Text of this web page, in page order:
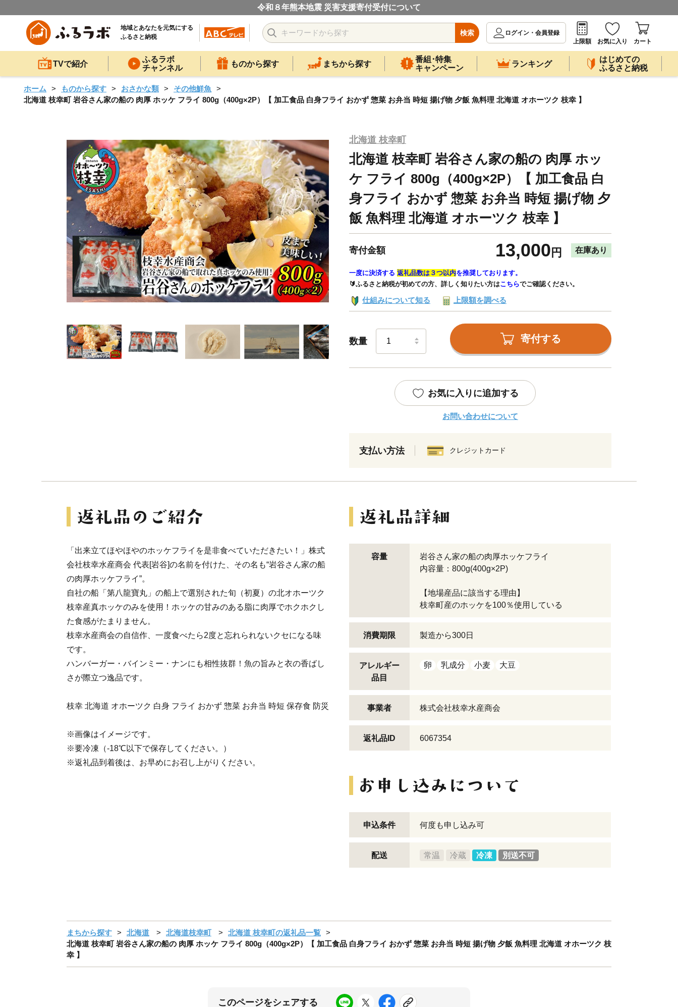
令和８年熊本地震 災害支援寄付受付について
地域とあなたを元気にする
ふるさと納税
検索
ログイン・会員登録
上限額
お気に入り カート
TVで紹介
ふるラボ
チャンネル
ものから探す まちから探す
番組･特集
キャンペーン
ランキング
はじめての
ふるさと納税
ホーム ものから探す おさかな類
その他鮮魚
北海道 枝幸町 岩谷さん家の船の 肉厚 ホッケ フライ 800g（400g×2P）【 加工食品 白身フライ おかず 惣菜 お弁当 時短 揚げ物 夕飯 魚料理 北海道 オホーツク 枝幸 】
北海道 枝幸町
北海道 枝幸町 岩谷さん家の船の 肉厚 ホッ
ケ フライ 800g（400g×2P）【 加工食品 白
身フライ おかず 惣菜 お弁当 時短 揚げ物 夕
飯 魚料理 北海道 オホーツク 枝幸 】
寄付金額 13,000 円 在庫あり
一度に決済する 返礼品数は３つ以内を推奨しております。
🔰ふるさと納税が初めての方、詳しく知りたい方はこちらでご確認ください。
仕組みについて知る 上限額を調べる
数量 寄付する
お気に入りに追加する
お問い合わせについて
支払い方法 クレジットカード
「出来立てほやほやのホッケフライを是非食べていただきたい！」株式
会社枝幸水産商会 代表[岩谷]の名前を付けた、その名も“岩谷さん家の船
の肉厚ホッケフライ”。
自社の船「第八龍寶丸」の船上で選別された旬（初夏）の北オホーツク
枝幸産真ホッケのみを使用！ホッケの甘みのある脂に肉厚でホクホクし
た食感がたまりません。
枝幸水産商会の自信作、一度食べたら2度と忘れられないクセになる味
です。
ハンバーガー・バインミー・ナンにも相性抜群！魚の旨みと衣の香ばし
さが際立つ逸品です。
枝幸 北海道 オホーツク 白身 フライ おかず 惣菜 お弁当 時短 保存食 防災
※画像はイメージです。
※要冷凍（-18℃以下で保存してください。）
※返礼品到着後は、お早めにお召し上がりください。
容量
岩谷さん家の船の肉厚ホッケフライ
内容量：800g(400g×2P)
【地場産品に該当する理由】
枝幸町産のホッケを100％使用している
消費期限 製造から300日
アレルギー
品目
卵 乳成分 小麦 大豆
事業者 株式会社枝幸水産商会
返礼品ID 6067354
申込条件 何度も申し込み可
配送 常温 冷蔵 冷凍 別送不可
まちから探す 北海道 北海道枝幸町
北海道 枝幸町の返礼品一覧
北海道 枝幸町 岩谷さん家の船の 肉厚 ホッケ フライ 800g（400g×2P）【 加工食品 白身フライ おかず 惣菜 お弁当 時短 揚げ物 夕飯 魚料理 北海道 オホーツク 枝
幸 】
このページをシェアする